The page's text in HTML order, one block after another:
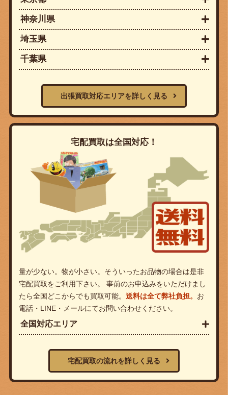
神奈川県
埼玉県
千葉県
出張買取対応エリアを詳しく見る
宅配買取は全国対応！
量が少ない。物が小さい。そういったお品物の場合は是非
宅配買取をご利用下さい。 事前のお申込みをいただけまし
たら全国どこからでも買取可能。 送料は全て弊社負担。 お
電話・LINE・メールにてお問い合わせください。
全国対応エリア
宅配買取の流れを詳しく見る